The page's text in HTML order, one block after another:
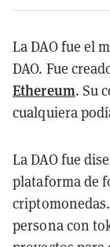
La DAO fue el
DAO. Fue
Ethereum. Su
cualquiera
La DAO fue
plataforma de
persona con